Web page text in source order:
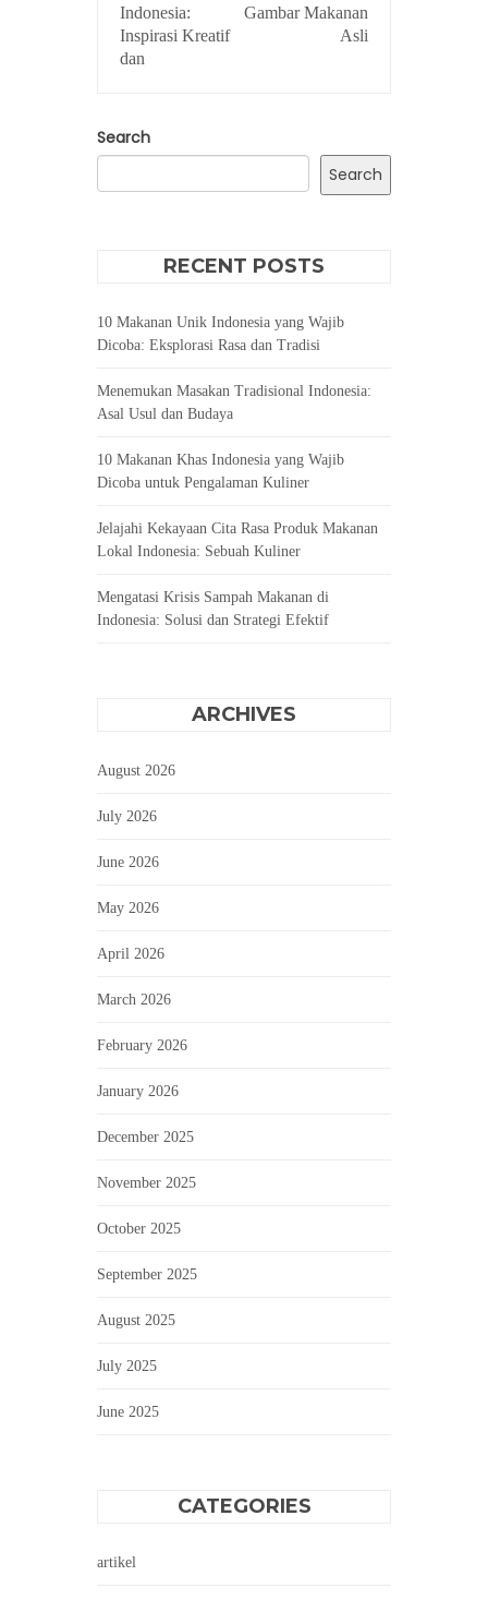
Indonesia:
Inspirasi Kreatif
dan
Gambar Makanan
Asli
Search
Search
RECENT POSTS
10 Makanan Unik Indonesia yang Wajib
Dicoba: Eksplorasi Rasa dan Tradisi
Menemukan Masakan Tradisional Indonesia:
Asal Usul dan Budaya
10 Makanan Khas Indonesia yang Wajib
Dicoba untuk Pengalaman Kuliner
Jelajahi Kekayaan Cita Rasa Produk Makanan
Lokal Indonesia: Sebuah Kuliner
Mengatasi Krisis Sampah Makanan di
Indonesia: Solusi dan Strategi Efektif
ARCHIVES
August 2026
July 2026
June 2026
May 2026
April 2026
March 2026
February 2026
January 2026
December 2025
November 2025
October 2025
September 2025
August 2025
July 2025
June 2025
CATEGORIES
artikel